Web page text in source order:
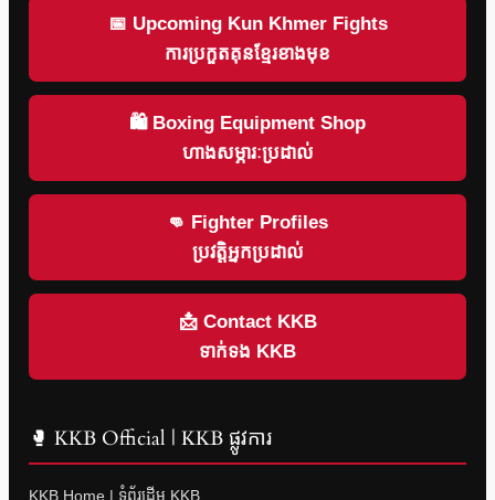
📅 Upcoming Kun Khmer Fights
ការប្រកួតគុនខ្មែរខាងមុខ
🛍 Boxing Equipment Shop
ហាងសម្ភារៈប្រដាល់
👊 Fighter Profiles
ប្រវត្តិអ្នកប្រដាល់
📩 Contact KKB
ទាក់ទង KKB
🥊 KKB Official | KKB ផ្លូវការ
KKB Home | ទំព័រដើម KKB